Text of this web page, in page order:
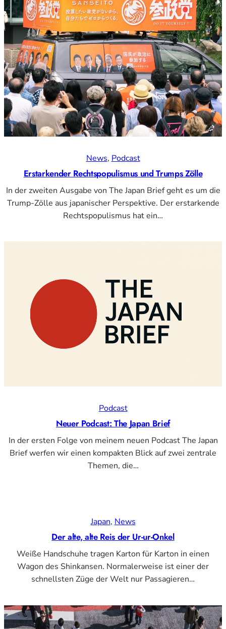
News, Podcast
Erstarkender Rechtspopulismus und Trumps Zölle
In der zweiten Ausgabe von The Japan Brief geht es um die
Trump-Zölle aus japanischer Perspektive. Der erstarkende
Rechtspopulismus hat ein…
Podcast
Neuer Podcast: The Japan Brief
In der ersten Folge von meinem neuen Podcast The Japan
Brief werfen wir einen kompakten Blick auf zwei zentrale
Themen, die…
Japan, News
Der alte, alte Reis der Ur-ur-Onkel
Weiße Handschuhe tragen Karton für Karton in einen
Wagon des Shinkansen. Normalerweise ist einer der
schnellsten Züge der Welt nur Passagieren…